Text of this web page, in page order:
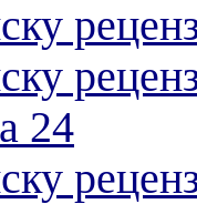
24